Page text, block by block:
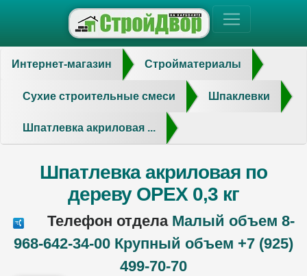
Интернет-магазин Стройматериалы
Сухие строительные смеси Шпаклевки
Шпатлевка акриловая ...
Шпатлевка акриловая по
дереву ОРЕХ 0,3 кг
Телефон отдела Малый объем 8-
968-642-34-00 Крупный объем +7 (925)
499-70-70